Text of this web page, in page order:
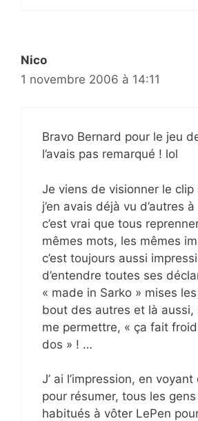
Nico
1 novembre 2006 à 14:11
Bravo Bernard pour le jeu
l’avais pas remarqué ! lol
Je viens de visionner le clip
j’en avais déjà vu d’autres
c’est vrai que tous
mêmes mots, les mêmes
c’est toujours aussi
d’entendre toutes ses
« made in Sarko » mises
bout des autres et là aussi,
me permettre, « ça fait
dos » ! …
J’ ai l’impression, en
pour résumer, tous les
habitués à vôter LePen